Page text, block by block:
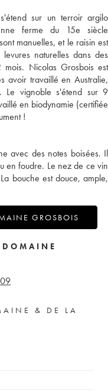
sur un terroir argilo
ferme du 15e siècle
manuelles, et le raisin est
naturelles dans des
Nicolas Grosbois est
avoir travaillé en Australie,
Le vignoble s'étend sur 9
en biodynamie (certifiée
!
avec des notes boisées. Il
en foudre. Le nez de ce vin
bouche est douce, ample,
GROSBOIS
DOMAINE
& DE LA